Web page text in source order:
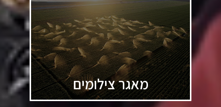
מאגר צילומים